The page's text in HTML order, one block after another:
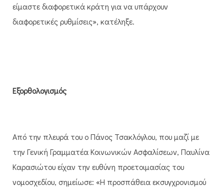
είμαστε διαφορετικά κράτη για να υπάρχουν
διαφορετικές ρυθμίσεις», κατέληξε.
Εξορθολογισμός
Από την πλευρά του ο Πάνος Τσακλόγλου, που μαζί με
την Γενική Γραμματέα Κοινωνικών Ασφαλίσεων, Παυλίνα
Καρασιώτου είχαν την ευθύνη προετοιμασίας του
νομοσχεδίου, σημείωσε: «Η προσπάθεια εκσυγχρονισμού